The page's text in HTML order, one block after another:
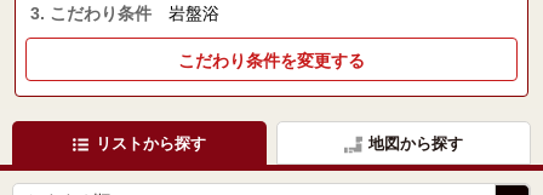
3. こだわり条件 岩盤浴
こだわり条件を変更する
リストから探す 地図から探す